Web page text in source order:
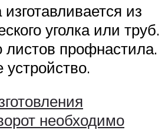
из
уголка или труб.
листов профнастила.
устройство.
необходимо